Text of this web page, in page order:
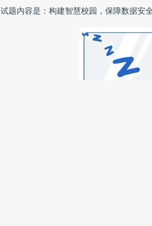
试题内容是：构建智慧校园，保障数据安